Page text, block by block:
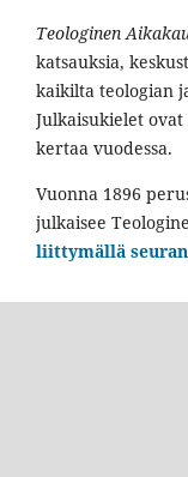
Teologinen
katsauksia,
kaikilta teologian
Julkaisukielet
kertaa vuodessa.
Vuonna 1896
julkaisee
liittymällä